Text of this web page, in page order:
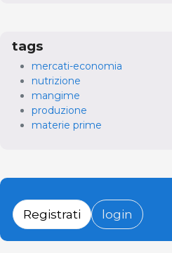
tags
mercati-economia
nutrizione
mangime
produzione
materie prime
Registrati login